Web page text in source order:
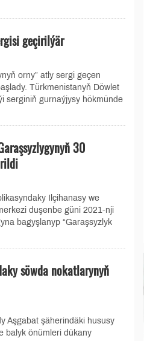
geçirilýär
orny” atly sergi geçen
Türkmenistanyň Döwlet
serginiň gurnaýjysy hökmünde
30
Ilçihanasy we
duşenbe güni 2021-nji
bagyşlanyp “Garaşsyzlyk
söwda nokatlarynyň
Aşgabat şäherindäki hususy
balyk önümleri dükany